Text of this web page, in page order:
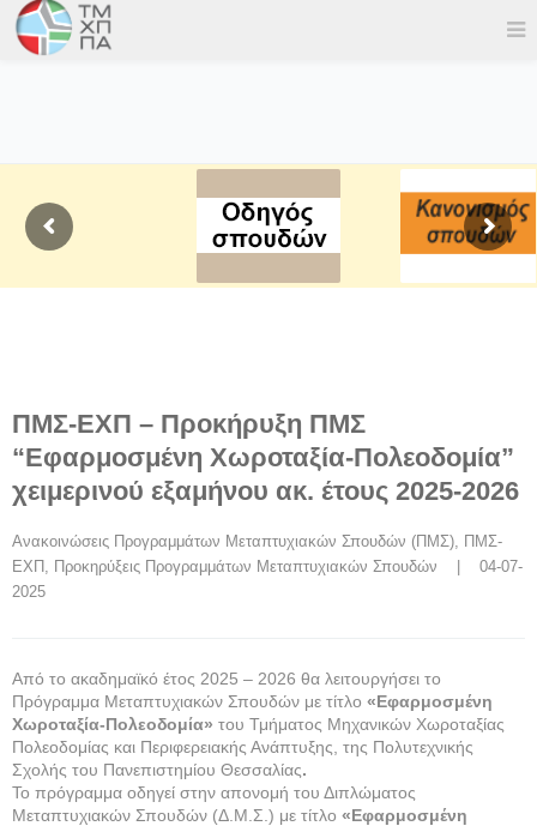
ΠΜΣ-ΕΧΠ – Προκήρυξη ΠΜΣ
“Εφαρμοσμένη Χωροταξία-Πολεοδομία”
χειμερινού εξαμήνου ακ. έτους 2025-2026
Ανακοινώσεις Προγραμμάτων Μεταπτυχιακών Σπουδών (ΠΜΣ), ΠΜΣ-
ΕΧΠ , Προκηρύξεις Προγραμμάτων Μεταπτυχιακών Σπουδών
    |    04-07-
2025
Από το ακαδημαϊκό έτος 2025 – 2026 θα λειτουργήσει το
Πρόγραμμα Μεταπτυχιακών Σπουδών με τίτλο «Εφαρμοσμένη
Χωροταξία-Πολεοδομία» του Τμήματος Μηχανικών Χωροταξίας
Πολεοδομίας και Περιφερειακής Ανάπτυξης, της Πολυτεχνικής
Σχολής του Πανεπιστημίου Θεσσαλίας.
Το πρόγραμμα οδηγεί στην απονομή του Διπλώματος
Μεταπτυχιακών Σπουδών (Δ.Μ.Σ.) με τίτλο «Εφαρμοσμένη